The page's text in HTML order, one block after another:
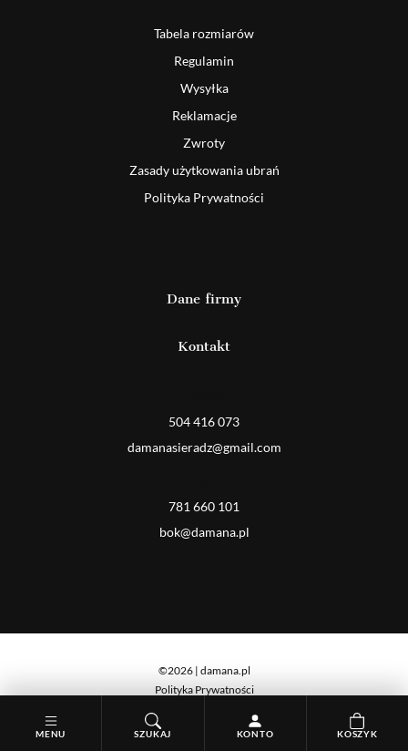
Tabela rozmiarów
Regulamin
Wysyłka
Reklamacje
Zwroty
Zasady użytkowania ubrań
Polityka Prywatności
Dane firmy
Kontakt
504 416 073
damanasieradz@gmail.com
781 660 101
bok@damana.pl
©2026 | damana.pl
Polityka Prywatności
iseeyou. studio
MENU SZUKAJ KONTO KOSZYK